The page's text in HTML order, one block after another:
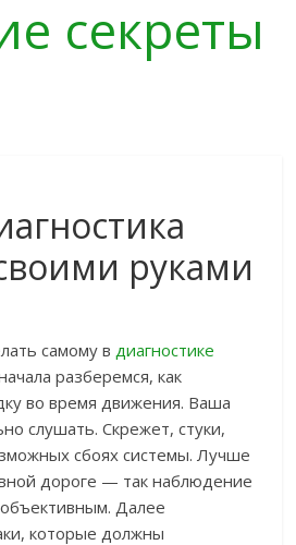
секреты
руками
самому вдиагностике
разберемся, как
во время движения. Ваша
слушать. Скрежет, стуки,
сбоях системы. Лучше
дороге — так наблюдение
Далее
которые должны